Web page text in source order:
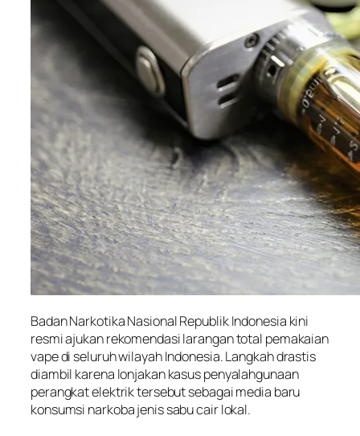
Badan Narkotika Nasional Republik Indonesia kini
resmi ajukan rekomendasi larangan total pemakaian
vape di seluruh wilayah Indonesia. Langkah drastis
diambil karena lonjakan kasus penyalahgunaan
perangkat elektrik tersebut sebagai media baru
konsumsi narkoba jenis sabu cair lokal.